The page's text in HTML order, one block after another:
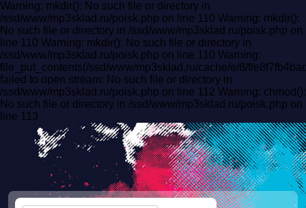
Warning: mkdir(): No such file or directory in
/ssd/www/mp3sklad.ru/poisk.php on line 110 Warning: mkdir():
No such file or directory in /ssd/www/mp3sklad.ru/poisk.php on
line 110 Warning: mkdir(): No such file or directory in
/ssd/www/mp3sklad.ru/poisk.php on line 110 Warning:
file_put_contents(/ssd/www/mp3sklad.ru/cache/e/8/f/
failed to open stream: No such file or directory in
/ssd/www/mp3sklad.ru/poisk.php on line 112 Warning: chmod():
No such file or directory in /ssd/www/mp3sklad.ru/poisk.php on
line 113